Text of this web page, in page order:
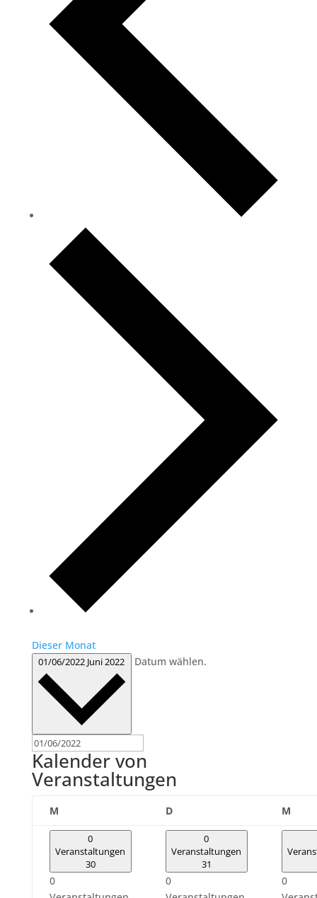
Dieser Monat
01/06/2022 Juni 2022 Datum wählen.
Kalender von
Veranstaltungen
MMontag DDienstag M
0
Veranstaltungen
30
0
0
Veranstaltungen
31
0
0